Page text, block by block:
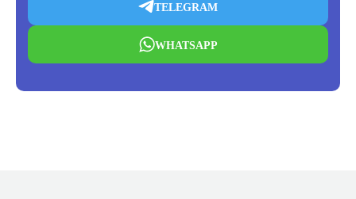
TELEGRAM
WHATSAPP